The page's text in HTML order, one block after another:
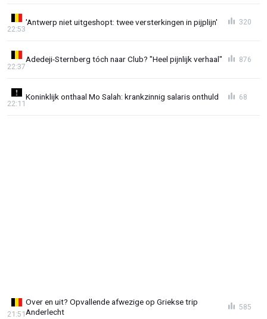
'Antwerp niet uitgeshopt: twee versterkingen in pijplijn'
22:53
320
Adedeji-Sternberg tóch naar Club? "Heel pijnlijk verhaal"
22:37
876
Koninklijk onthaal Mo Salah: krankzinnig salaris onthuld
22:11
68
Over en uit? Opvallende afwezige op Griekse trip
Anderlecht
21:51
585